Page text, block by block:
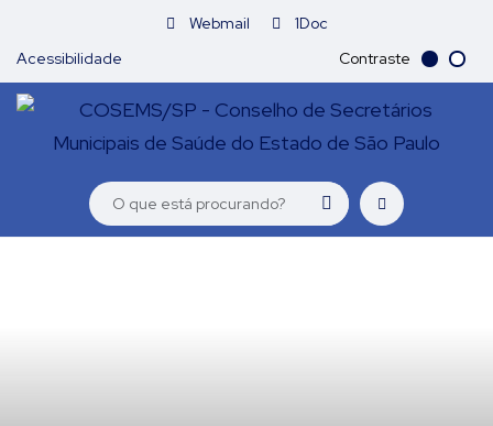
Webmail
1Doc
Acessibilidade
Contraste